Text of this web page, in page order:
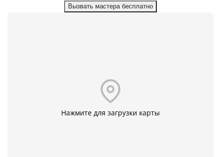
Вызвать мастера бесплатно
Нажмите для загрузки карты